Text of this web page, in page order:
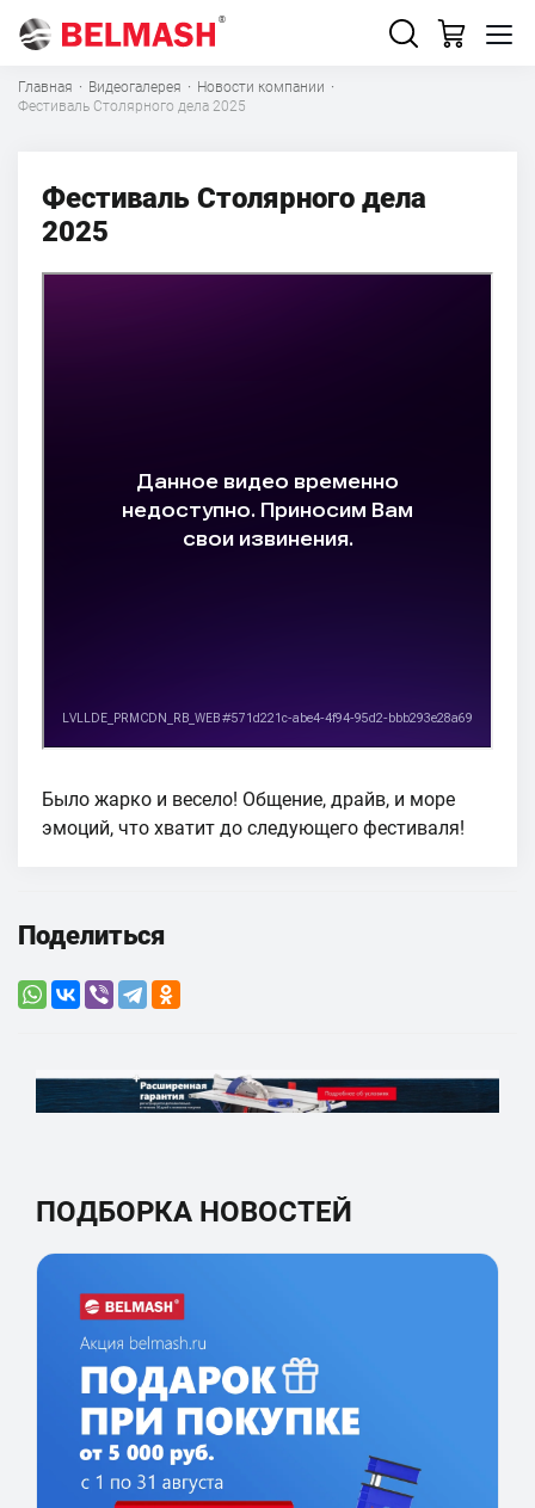
Главная · Видеогалерея · Новости компании ·
Фестиваль Столярного дела 2025
Фестиваль Столярного дела
2025
Было жарко и весело! Общение, драйв, и море
эмоций, что хватит до следующего фестиваля!
Поделиться
ПОДБОРКА НОВОСТЕЙ